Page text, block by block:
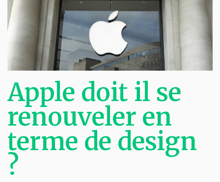
Apple doit il se
renouveler en
terme de design
?